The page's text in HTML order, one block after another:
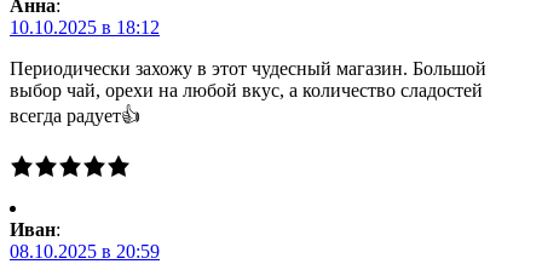
Анна:
10.10.2025 в 18:12
Периодически захожу в этот чудесный магазин. Большой
выбор чай, орехи на любой вкус, а количество сладостей
всегда радует👍
Иван:
08.10.2025 в 20:59